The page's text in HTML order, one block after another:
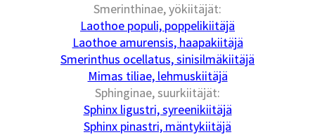
Smerinthinae, yökiitäjät:
Laothoe populi, poppelikiitäjä
Laothoe amurensis, haapakiitäjä
Smerinthus ocellatus, sinisilmäkiitäjä
Mimas tiliae, lehmuskiitäjä
Sphinginae, suurkiitäjät:
Sphinx ligustri, syreenikiitäjä
Sphinx pinastri, mäntykiitäjä